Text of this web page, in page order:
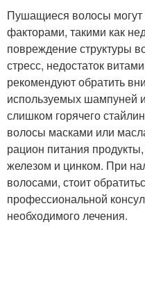
Пушащиеся волосы
факторами, такими как
повреждение структуры
стресс, недостаток
рекомендуют обратить
используемых шампуней
слишком горячего
волосы масками или
рацион питания
железом и цинком. При
волосами, стоит
профессиональной
необходимого лечения.